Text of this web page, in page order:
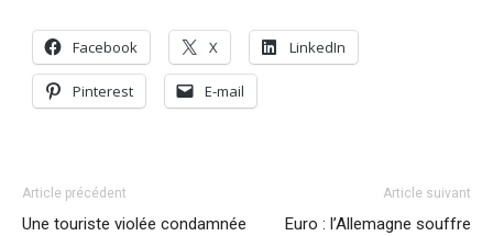
Facebook X LinkedIn
Pinterest E-mail
Article précédent
Une touriste violée condamnée
Article suivant
Euro : l’Allemagne souffre